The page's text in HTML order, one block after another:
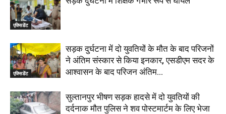
एक्सिडेंट
एक्सिडेंट
सड़क दुर्घटना में दो युवतियों के मौत के बाद परिजनों
ने अंतिम संस्कार से किया इनकार, एसडीएम सदर के
आश्वासन के बाद परिजन अंतिम...
सुल्तानपुर भीषण सड़क हादसे में दो युवतियों की
दर्दनाक मौत पुलिस ने शव पोस्टमार्टम के लिए भेजा